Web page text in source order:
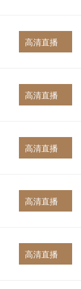
高清直播
高清直播
高清直播
高清直播
高清直播